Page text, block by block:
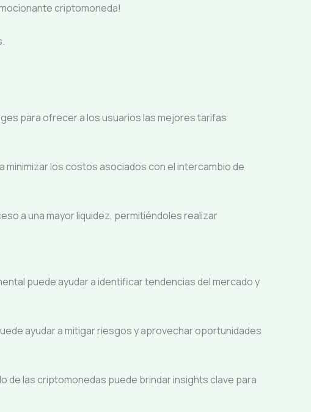
criptomoneda!
para ofrecer a los usuarios las mejores tarifas
minimizar los costos asociados con el intercambio de
a una mayor liquidez, permitiéndoles realizar
puede ayudar a identificar tendencias del mercado y
ayudar a mitigar riesgos y aprovechar oportunidades
de las criptomonedas puede brindar insights clave para